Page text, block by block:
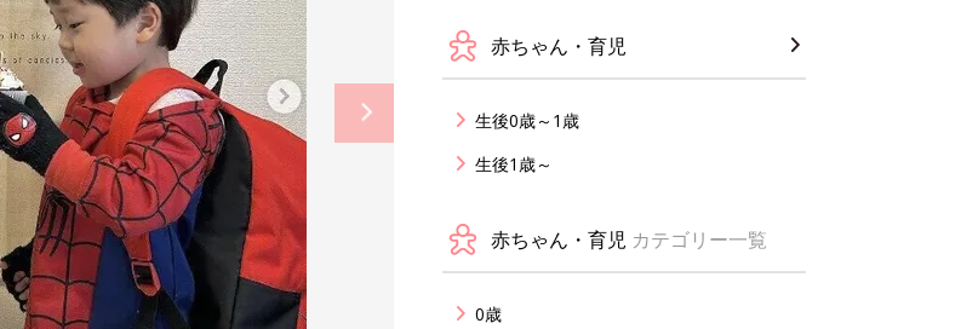
赤ちゃん・育児
生後0歳～1歳
生後1歳～
赤ちゃん・育児 カテゴリー一覧
0歳